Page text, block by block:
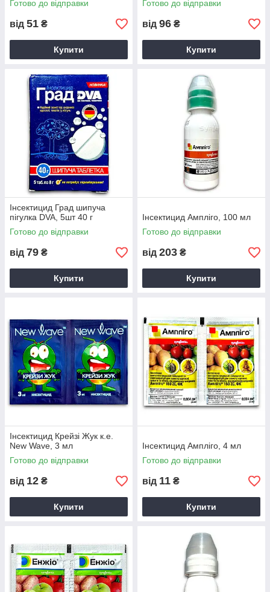
Готово до відправки
від 51 ₴
Купити
Готово до відправки
від 96 ₴
Купити
Інсектицид Град шипуча
пігулка DVA, 5шт 40 г
Готово до відправки
від 79 ₴
Купити
Інсектицид Ампліго, 100 мл
Готово до відправки
від 203 ₴
Купити
Інсектицид Крейзі Жук к.е.
New Wave, 3 мл
Готово до відправки
від 12 ₴
Купити
Інсектицид Ампліго, 4 мл
Готово до відправки
від 11 ₴
Купити